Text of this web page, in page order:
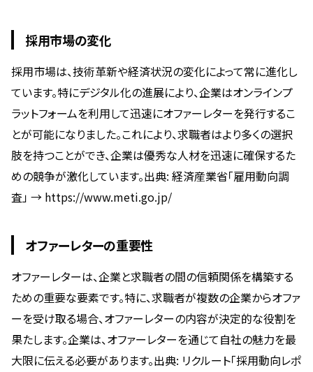
採用市場の変化
採用市場は、技術革新や経済状況の変化によって常に進化し
ています。特にデジタル化の進展により、企業はオンラインプ
ラットフォームを利用して迅速にオファーレターを発行するこ
とが可能になりました。これにより、求職者はより多くの選択
肢を持つことができ、企業は優秀な人材を迅速に確保するた
めの競争が激化しています。出典: 経済産業省「雇用動向調
査」 → https://www.meti.go.jp/
オファーレターの重要性
オファーレターは、企業と求職者の間の信頼関係を構築する
ための重要な要素です。特に、求職者が複数の企業からオファ
ーを受け取る場合、オファーレターの内容が決定的な役割を
果たします。企業は、オファーレターを通じて自社の魅力を最
大限に伝える必要があります。出典: リクルート「採用動向レポ